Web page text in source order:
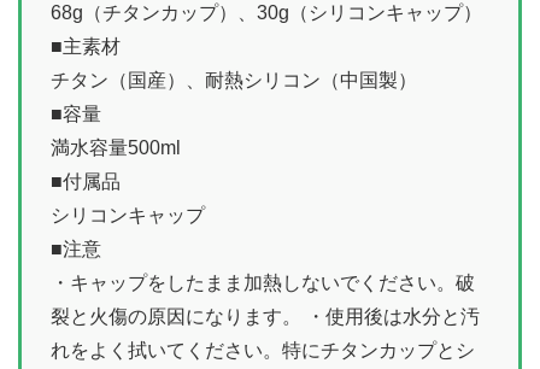
68g（チタンカップ）、30g（シリコンキャップ）
■主素材
チタン（国産）、耐熱シリコン（中国製）
■容量
満水容量500ml
■付属品
シリコンキャップ
■注意
・キャップをしたまま加熱しないでください。破
裂と火傷の原因になります。 ・使用後は水分と汚
れをよく拭いてください。特にチタンカップとシ